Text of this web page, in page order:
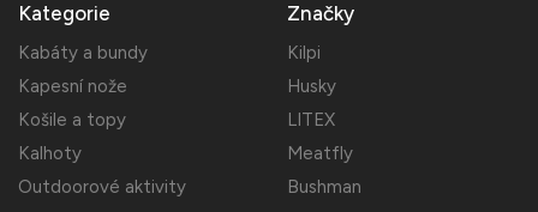
Kategorie
Kabáty a bundy
Kapesní nože
Košile a topy
Kalhoty
Outdoorové aktivity
Značky
Kilpi
Husky
LITEX
Meatfly
Bushman